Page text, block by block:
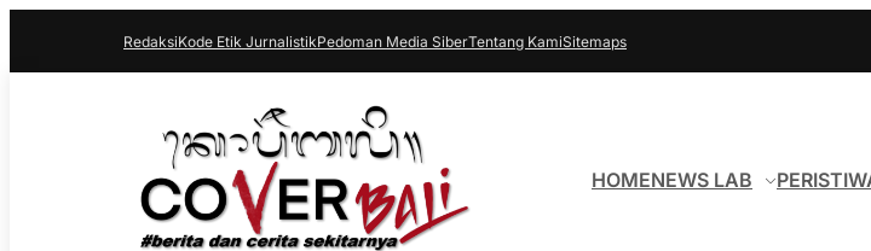
RedaksiKode Etik JurnalistikPedoman Media SiberTentang KamiSitemaps
HOMENEWS LAB